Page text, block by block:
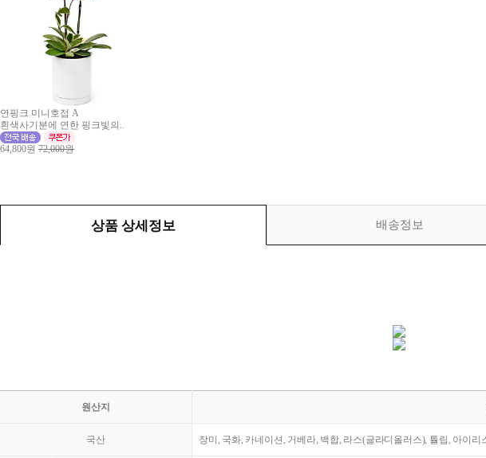
연핑크 미니호접 A
흰색사기분에 연한 핑크빛의..
64,800원 72,000원
상품 상세정보 배송정보
원산지
국산 장미, 국화, 카네이션, 거베라, 백합, 라스(글라디올러스), 튤립, 아이